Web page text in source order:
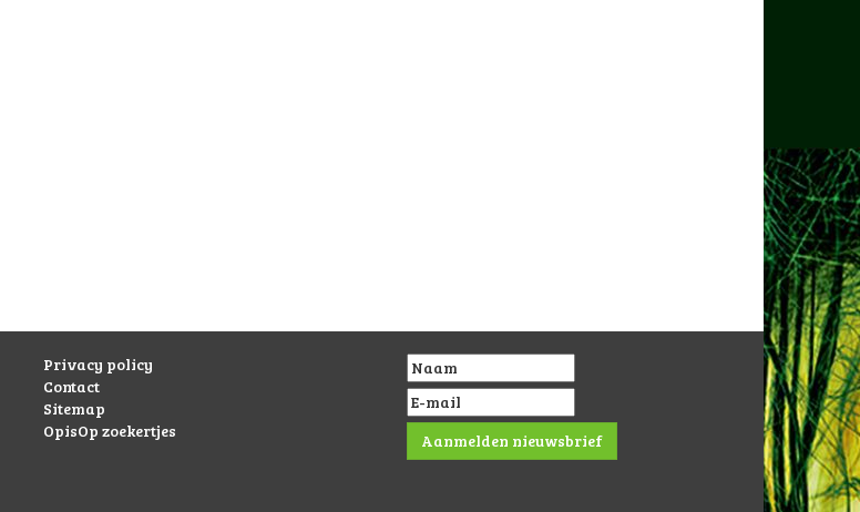
Privacy policy
Contact
Sitemap
OpisOp zoekertjes